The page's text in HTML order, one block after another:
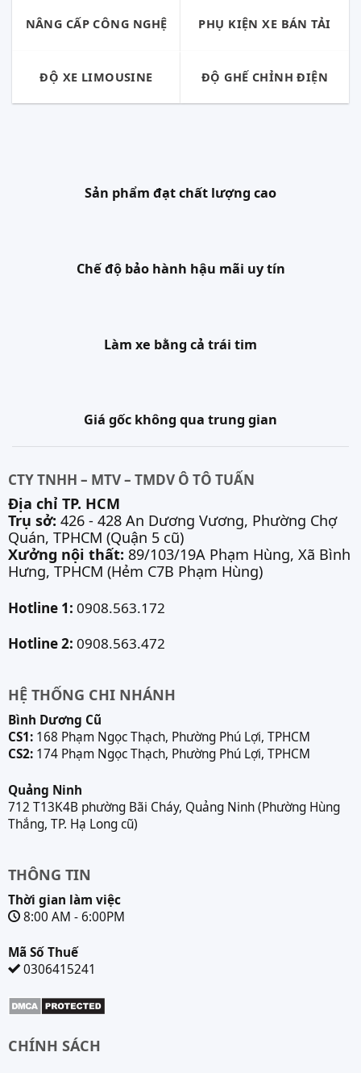
NÂNG CẤP CÔNG NGHỆ PHỤ KIỆN XE BÁN TẢI
ĐỘ XE LIMOUSINE ĐỘ GHẾ CHỈNH ĐIỆN
Sản phẩm đạt chất lượng cao
Chế độ bảo hành hậu mãi uy tín
Làm xe bằng cả trái tim
Giá gốc không qua trung gian
CTY TNHH – MTV – TMDV Ô TÔ TUẤN
Địa chỉ TP. HCM
Trụ sở: 426 - 428 An Dương Vương, Phường Chợ
Quán, TPHCM (Quận 5 cũ)
Xưởng nội thất: 89/103/19A Phạm Hùng, Xã Bình
Hưng, TPHCM (Hẻm C7B Phạm Hùng)
Hotline 1: 0908.563.172
Hotline 2: 0908.563.472
HỆ THỐNG CHI NHÁNH
Bình Dương Cũ
CS1:168 Phạm Ngọc Thạch, Phường Phú Lợi, TPHCM
CS2:174 Phạm Ngọc Thạch, Phường Phú Lợi, TPHCM
Quảng Ninh
712 T13K4B phường Bãi Cháy, Quảng Ninh (Phường Hùng
Thắng, TP. Hạ Long cũ)
THÔNG TIN
Thời gian làm việc
8:00 AM - 6:00PM
Mã Số Thuế
0306415241
CHÍNH SÁCH